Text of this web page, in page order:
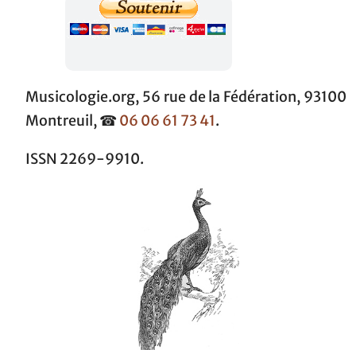
Musicologie.org, 56 rue de la Fédération, 93100
Montreuil, ☎ 06 06 61 73 41.
ISSN 2269-9910.